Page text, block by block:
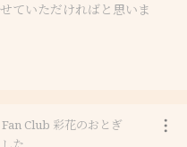
ていただければと思いま
Club 彩花のおとぎ